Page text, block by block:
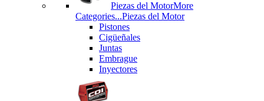
Piezas del MotorMore
Categories...Piezas del Motor
Pistones
Cigüeñales
Juntas
Εmbrague
Inyectores